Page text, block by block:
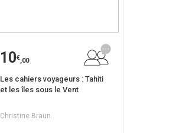
10€,00
Les cahiers voyageurs : Tahiti
et les îles sous le Vent
Christine Braun